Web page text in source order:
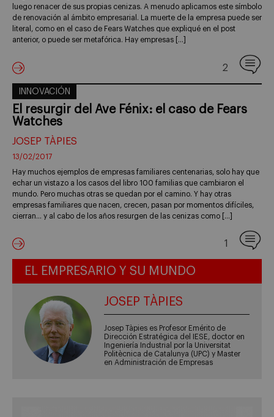
luego renacer de sus propias cenizas. A menudo aplicamos este símbolo
de renovación al ámbito empresarial. La muerte de la empresa puede ser
literal, como en el caso de Fears Watches que expliqué en el post
anterior, o puede ser metafórica. Hay empresas […]
2
INNOVACIÓN
El resurgir del Ave Fénix: el caso de Fears
Watches
JOSEP TÀPIES
13/02/2017
Hay muchos ejemplos de empresas familiares centenarias, solo hay que
echar un vistazo a los casos del libro 100 familias que cambiaron el
mundo. Pero muchas otras se quedan por el camino. Y hay otras
empresas familiares que nacen, crecen, pasan por momentos difíciles,
cierran… y al cabo de los años resurgen de las cenizas como […]
1
EL EMPRESARIO Y SU MUNDO
JOSEP TÀPIES
Josep Tàpies es Profesor Emérito de
Dirección Estratégica del IESE, doctor en
Ingeniería Industrial por la Universitat
Politècnica de Catalunya (UPC) y Master
en Administración de Empresas